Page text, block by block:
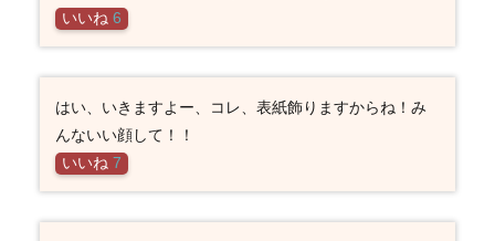
いいね 6
はい、いきますよー、コレ、表紙飾りますからね！み
んないい顔して！！
いいね 7